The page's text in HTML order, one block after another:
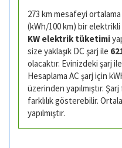
273 km mesafeyi
(kWh/100 km) bir elektrikli
KW elektrik tüketimi
size yaklaşık DC şarj ile
olacaktır. Evinizdeki şarj
Hesaplama AC şarj için
üzerinden yapılmıştır.
farklılık gösterebilir.
yapılmıştır.